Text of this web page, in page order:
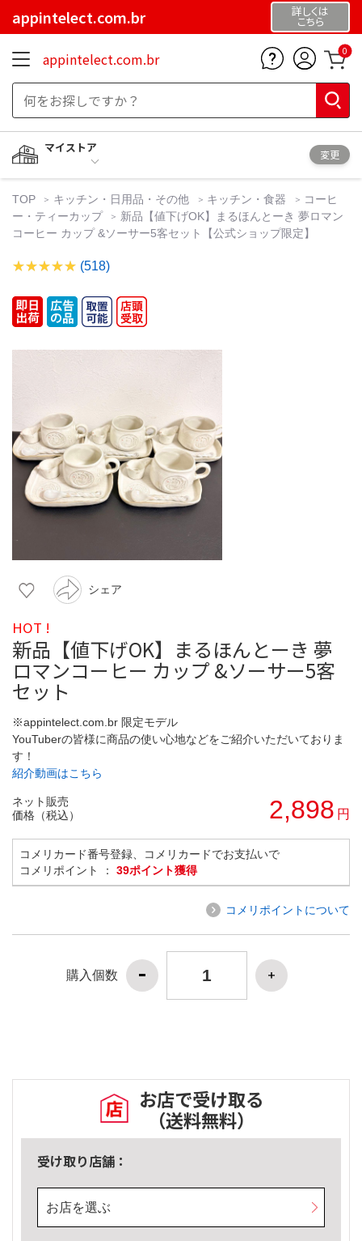
appintelect.com.br 詳しくは
こちら
appintelect.com.br 0
マイストア
変更
TOP キッチン・日用品・その他 キッチン・食器
コーヒ
ー・ティーカップ
新品【値下げOK】まるほんとーき 夢ロマン
コーヒー カップ &ソーサー5客セット【公式ショップ限定】
(518)
シェア
HOT !
新品【値下げOK】まるほんとーき 夢
ロマンコーヒー カップ &ソーサー5客
セット
※appintelect.com.br 限定モデル
YouTuberの皆様に商品の使い心地などをご紹介いただいておりま
す！
紹介動画はこちら
ネット販売
価格（税込）
2,898 円
コメリカード番号登録、コメリカードでお支払いで
コメリポイント ： 39ポイント獲得
コメリポイントについて
購入個数
お店で受け取る
（送料無料）
受け取り店舗：
お店を選ぶ